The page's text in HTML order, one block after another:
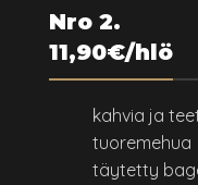
Nro 2.
11,90€/hlö
kahvia ja
tuoremehua
täytetty